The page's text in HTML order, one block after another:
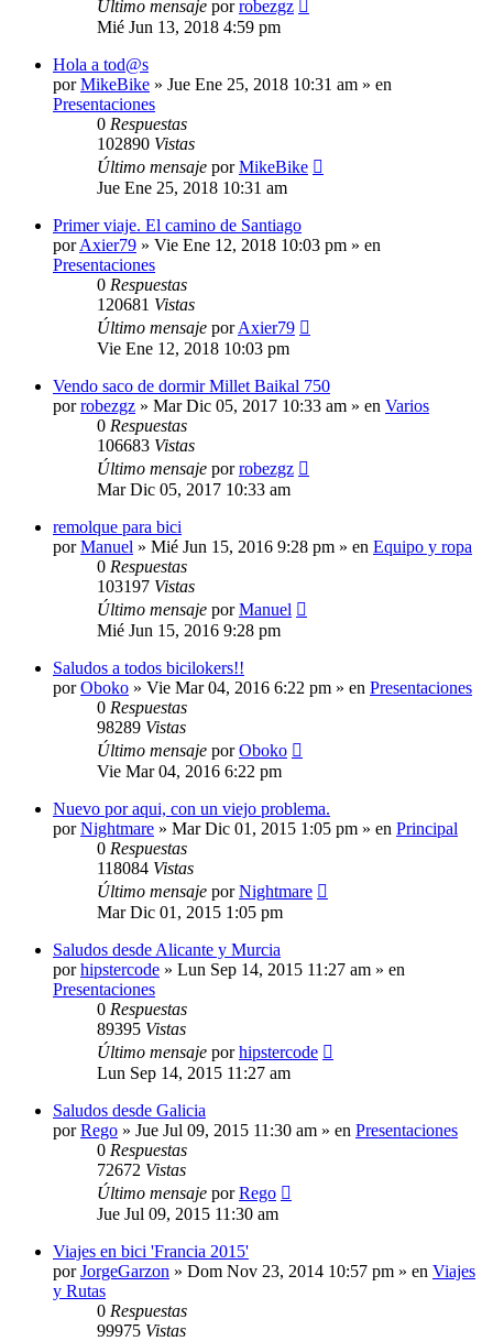
Último mensaje porrobezgz
Mié Jun 13, 2018 4:59 pm
Hola a tod@s
porMikeBike » Jue Ene 25, 2018 10:31 am » en
Presentaciones
0 Respuestas
102890 Vistas
Último mensaje porMikeBike
Jue Ene 25, 2018 10:31 am
Primer viaje. El camino de Santiago
porAxier79 » Vie Ene 12, 2018 10:03 pm » en
Presentaciones
0 Respuestas
120681 Vistas
Último mensaje porAxier79
Vie Ene 12, 2018 10:03 pm
Vendo saco de dormir Millet Baikal 750
porrobezgz » Mar Dic 05, 2017 10:33 am » en Varios
0 Respuestas
106683 Vistas
Último mensaje porrobezgz
Mar Dic 05, 2017 10:33 am
remolque para bici
porManuel » Mié Jun 15, 2016 9:28 pm » en Equipo y ropa
0 Respuestas
103197 Vistas
Último mensaje porManuel
Mié Jun 15, 2016 9:28 pm
Saludos a todos bicilokers!!
porOboko » Vie Mar 04, 2016 6:22 pm » en Presentaciones
0 Respuestas
98289 Vistas
Último mensaje porOboko
Vie Mar 04, 2016 6:22 pm
Nuevo por aqui, con un viejo problema.
porNightmare » Mar Dic 01, 2015 1:05 pm » en Principal
0 Respuestas
118084 Vistas
Último mensaje porNightmare
Mar Dic 01, 2015 1:05 pm
Saludos desde Alicante y Murcia
porhipstercode » Lun Sep 14, 2015 11:27 am » en
Presentaciones
0 Respuestas
89395 Vistas
Último mensaje porhipstercode
Lun Sep 14, 2015 11:27 am
Saludos desde Galicia
porRego » Jue Jul 09, 2015 11:30 am » en Presentaciones
0 Respuestas
72672 Vistas
Último mensaje porRego
Jue Jul 09, 2015 11:30 am
Viajes en bici 'Francia 2015'
porJorgeGarzon » Dom Nov 23, 2014 10:57 pm » en Viajes
y Rutas
0 Respuestas
99975 Vistas